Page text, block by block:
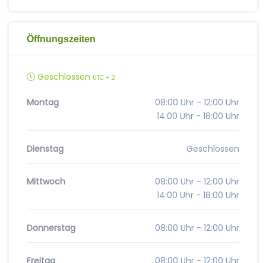
Öffnungszeiten
Geschlossen UTC + 2
Montag
08:00 Uhr - 12:00 Uhr
14:00 Uhr - 18:00 Uhr
Dienstag Geschlossen
Mittwoch
08:00 Uhr - 12:00 Uhr
14:00 Uhr - 18:00 Uhr
Donnerstag 08:00 Uhr - 12:00 Uhr
Freitag
08:00 Uhr - 12:00 Uhr